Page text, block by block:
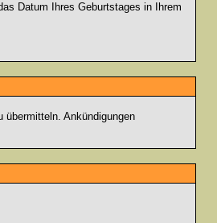
Datum Ihres Geburtstages in Ihrem
Ankündigungen